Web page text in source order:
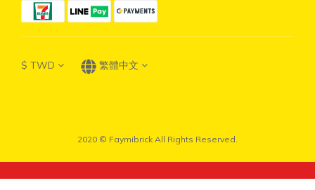
$ TWD 繁體中文
2020 © Faymibrick All Rights Reserved.